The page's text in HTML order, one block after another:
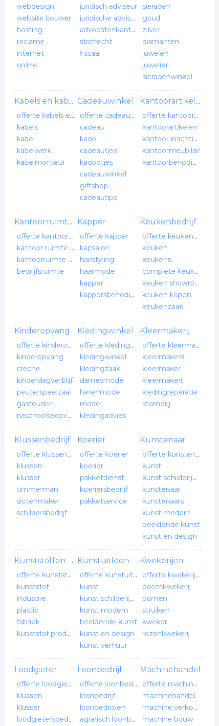
webdesign
website bouwer
hosting
reclame
internet
online
juridisch adviseur
juridische adviseurs
advocatenkantoor
strafrecht
fiscaal
sieraden
goud
zilver
diamanten
juwelen
juwelier
sieradenwinkel
Kabels en kabelwerken
offerte kabels en kabelwerken
kabels
kabel
kabelwerk
kabelmonteur
Cadeauwinkel
offerte cadeauwinkel
cadeau
kado
cadeautjes
kadootjes
cadeauwinkel
giftshop
cadeautips
Kantoorartikelen
offerte kantoorartikelen
kantoorartikelen
kantoor inrichting
kantoormeubilair
kantoorbenodigdheden
Kantoorruimte verhuur
offerte kantoorruimte verhuur
kantoor ruimte huren
kantoorruimte verhuur
bedrijfsruimte
Kapper
offerte kapper
kapsalon
hairstyling
haarmode
kapper
kappersbenodigdheden
Keukenbedrijf
offerte keukenbedrijf
keuken
keukens
complete keuken
keuken showroom
keuken kopen
keukenzaak
Kinderopvang
offerte kinderopvang
kinderopvang
creche
kinderdagverblijf
peuterspeelzaal
gastouder
naschoolseopvang
Kledingwinkel
offerte kledingwinkel
kledingwinkel
kledingzaak
damesmode
herenmode
mode
kledingadvies
Kleermakerij
offerte kleermakerij
kleermakers
kleermaker
kleermakerij
kledingreperatie
stomerij
Klussenbedrijf
offerte klussenbedrijf
klussen
klusser
timmerman
slotenmaker
schildersbedrijf
Koerier
offerte koerier
koerier
pakketdienst
koeriersbedrijf
pakketservice
Kunstenaar
offerte kunstenaar
kunst
kunst schilderijen
kunstenaar
kunstenaars
kunst modern
beeldende kunst
kunst en design
Kunststoffen- verwerkende industrie
offerte kunststoffen- verwerkende industrie
kunststof
industrie
plastic
fabriek
kunststof productie
Kunstuitleen
offerte kunstuitleen
kunst
kunst schilderijen
kunst modern
beeldende kunst
kunst en design
kunst verhuur
Kwekerijen
offerte kwekerijen
boomkwekerij
bomen
struiken
kweker
rozenkwekerij
Loodgieter
offerte loodgieter
klussen
klusser
loodgietersbedrijf
Loonbedrijf
offerte loonbedrijf
loonbedrijf
loonbedrijven
agrarisch loonbedrijf
Machinehandel
offerte machinehandel
machinehandel
machine verkoop
machine bouw